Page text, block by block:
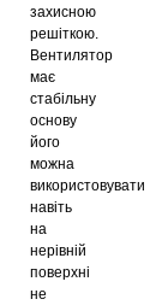
захисною
решіткою.
Вентилятор
має
стабільну
основу
його
можна
використовувати
навіть
на
нерівній
поверхні
не